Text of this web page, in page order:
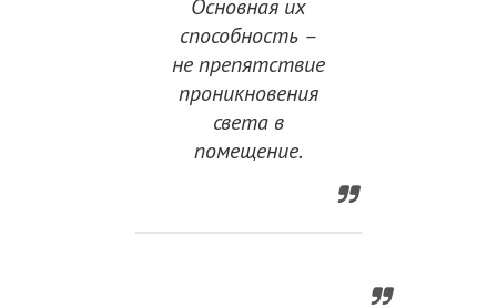
Основная их
способность –
не препятствие
проникновения
света в
помещение.